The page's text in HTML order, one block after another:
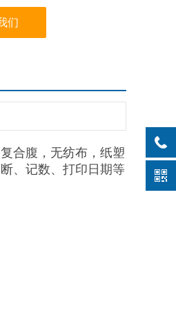
们
合腹，无纺布，纸塑
、记数、打印日期等